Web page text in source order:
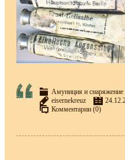
Амуниция и снаряжение
eisernekreuz
Комментарии (0)